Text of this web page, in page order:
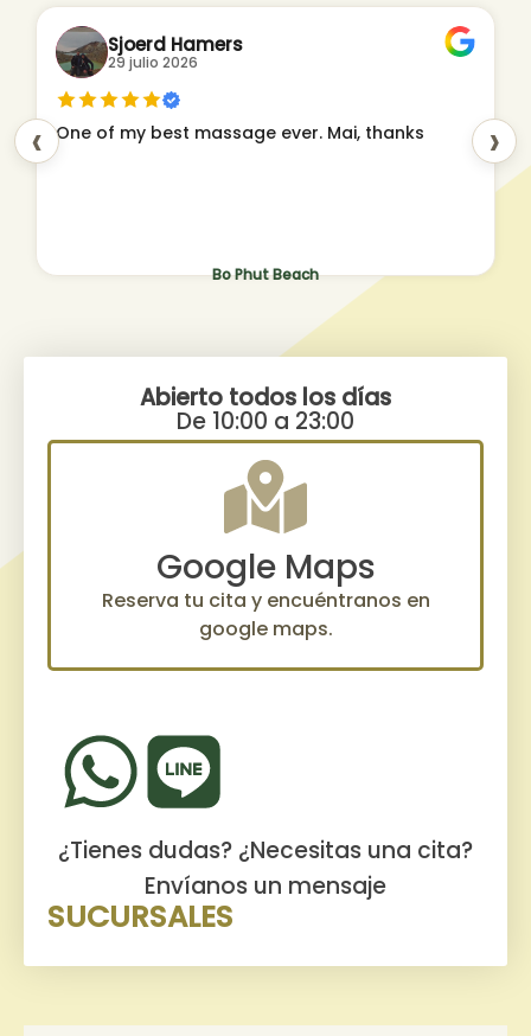
‹
Bo Phut Beach
Sjoerd Hamers
29 julio 2026
One of my best massage ever. Mai, thanks ›
Abierto todos los días
De 10:00 a 23:00
Google Maps
Reserva tu cita y encuéntranos en
google maps.
¿Tienes dudas? ¿Necesitas una cita?
Envíanos un mensaje
SUCURSALES